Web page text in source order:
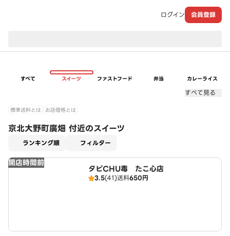
ログイン 会員登録
すべて スイーツ ファストフード 弁当 カレーライス
すべて見る
標準送料とは お店価格とは
京北大野町廣畑 付近のスイーツ
ランキング順 フィルター
開店時間前
タピCHU毒 たこ心店
3.5(41)送料650円